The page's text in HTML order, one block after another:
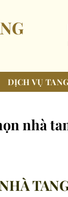
DỊCH VỤ
nhà